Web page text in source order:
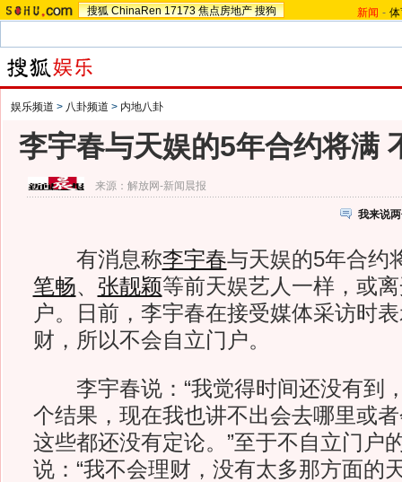
搜狐 ChinaRen 17173 焦点房地产 搜狗 新闻 -
娱乐频道 > 八卦频道 > 内地八卦
李宇春与天娱的5年合约将满
来源：解放网-新闻晨报
我来说
有消息称李宇春与天娱的5年合约
笔畅、 张靓颖等前天娱艺人一样，或
户。日前，李宇春在接受媒体采访时
财，所以不会自立门户。
李宇春说：“我觉得时间还没有到
个结果，现在我也讲不出会去哪里或
这些都还没有定论。”至于不自立门户
说：“我不会理财，没有太多那方面的